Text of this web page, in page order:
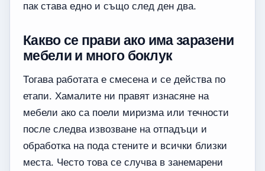
пак става едно и също след ден два.
Какво се прави ако има заразени
мебели и много боклук
Тогава работата е смесена и се действа по
етапи. Хамалите ни правят изнасяне на
мебели ако са поели миризма или течности
после следва извозване на отпадъци и
обработка на пода стените и всички близки
места. Често това се случва в занемарени